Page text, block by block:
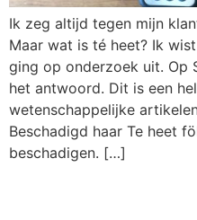
Ik zeg altijd tegen mijn
Maar wat is té heet? Ik
ging op onderzoek uit. Op
het antwoord. Dit is een
wetenschappelijke
Beschadigd haar Te heet
beschadigen. […]